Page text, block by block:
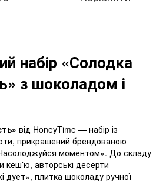
набір «Солодка
з шоколадом і
від HoneyTime — набір із
прикрашений брендованою
моментом». До складу
кеш’ю, авторські десерти
дует», плитка шоколаду ручної